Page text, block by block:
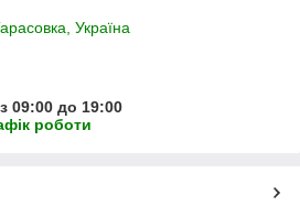
Україна
09:00 до 19:00
роботи